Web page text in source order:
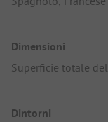
Dimensioni
Superficie totale
Dintorni